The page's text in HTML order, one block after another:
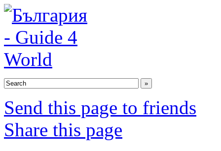
Send this page to friends
Share this page